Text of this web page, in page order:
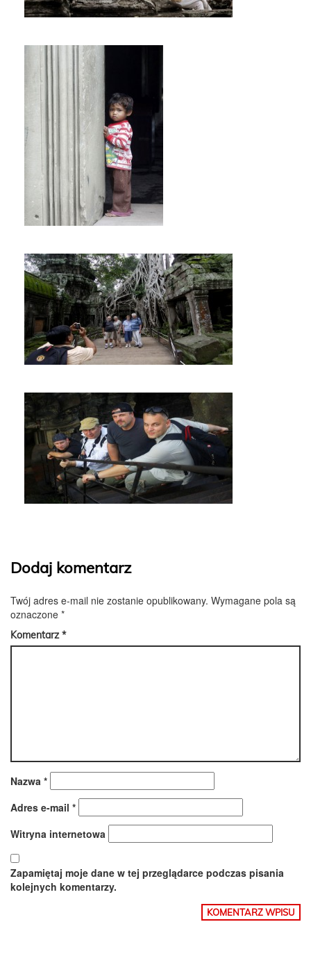
Dodaj komentarz
Twój adres e-mail nie zostanie opublikowany. Wymagane pola są
oznaczone *
Komentarz*
Nazwa *
Adres e-mail *
Witryna internetowa
Zapamiętaj moje dane w tej przeglądarce podczas pisania
kolejnych komentarzy.